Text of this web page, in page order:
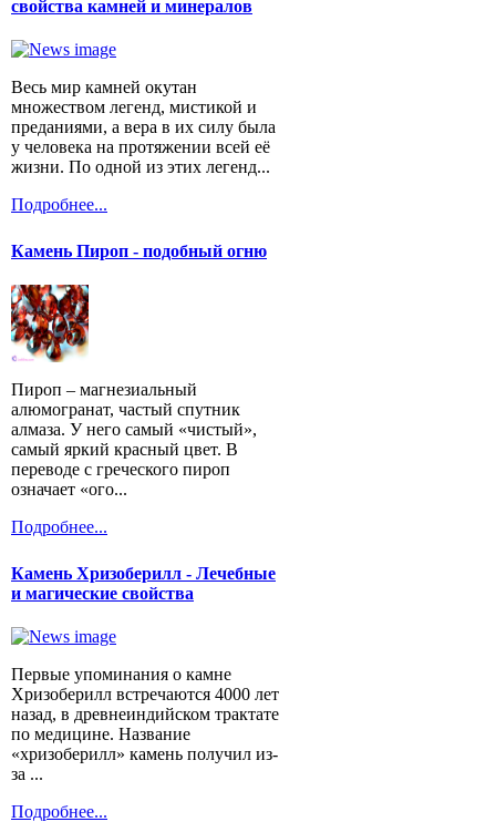
свойства камней и минералов
Весь мир камней окутан
множеством легенд, мистикой и
преданиями, а вера в их силу была
у человека на протяжении всей её
жизни. По одной из этих легенд...
Подробнее...
Камень Пироп - подобный огню
Пироп – магнезиальный
алюмогранат, частый спутник
алмаза. У него самый «чистый»,
самый яркий красный цвет. В
переводе с греческого пироп
означает «ого...
Подробнее...
Камень Хризоберилл - Лечебные
и магические свойства
Первые упоминания о камне
Хризоберилл встречаются 4000 лет
назад, в древнеиндийском трактате
по медицине. Название
«хризоберилл» камень получил из-
за ...
Подробнее...